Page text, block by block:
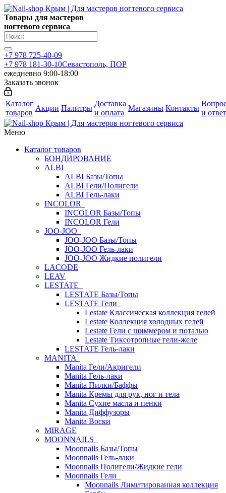
Товары для мастеров
ногтевого сервиса
+7 978 725-40-09
+7 978 181-30-10Севастополь, ПОР
ежедневно 9:00-18:00
Заказать звонок
Каталог
товаров
Акции Палитры
Доставка
и оплата
Магазины Контакты
и
Меню
Каталог товаров
БОНДИРОВАНИЕ
ALBI
ALBI Базы/Топы
ALBI Гели/Полигели
ALBI Гель-лаки
INCOLOR
INCOLOR Базы/Топы
INCOLOR Гели
JOO-JOO
JOO-JOO Базы/Топы
JOO-JOO Гель-лаки
JOO-JOO Жидкие полигели
LACODE
LEAV
LESTATE
LESTATE Базы/Топы
LESTATE Гели
Lestate Классическая коллекция гелей
Lestate Коллекция холодных гелей
Lestate Гели с шиммером и поталью
Lestate Тиксотропные гели-желе
LESTATE Гель-лаки
MANITA
Manita Гели/Акригели
Manita Гель-лаки
Manita Пилки/Баффы
Manita Кремы для рук, ног и тела
Manita Сухие масла и пенки
Manita Диффузоры
Manita Воски
MIRAGE
MOONNAILS
Moonnails Базы/Топы
Moonnails Гель-лаки
Moonnails Полигели/Жидкие гели
Moonnails Гели
Moonnails Лимитированная коллекция